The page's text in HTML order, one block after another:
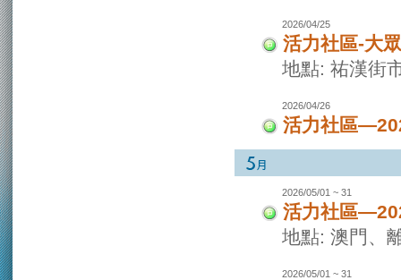
2026/04/25
活力社區-大
地點: 祐漢街
2026/04/26
活力社區
2026/05/01 ~ 31
活力社區
地點: 澳門、
2026/05/01 ~ 31